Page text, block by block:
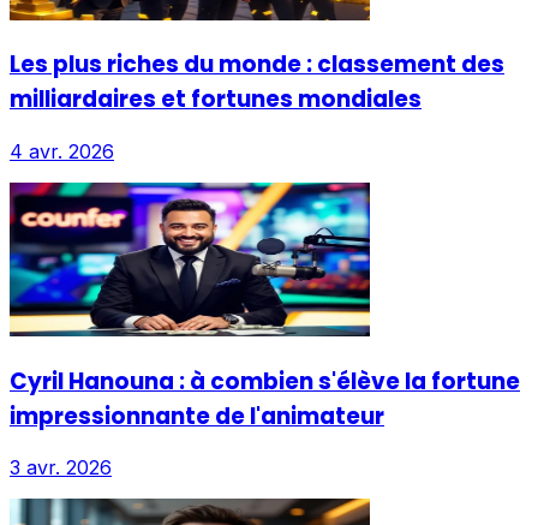
Les plus riches du monde : classement des
milliardaires et fortunes mondiales
4 avr. 2026
Cyril Hanouna : à combien s'élève la fortune
impressionnante de l'animateur
3 avr. 2026